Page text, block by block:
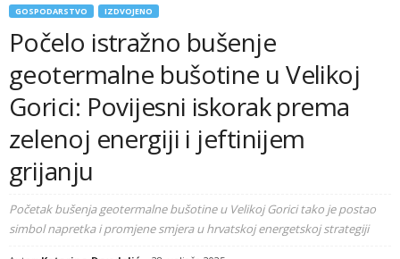
GOSPODARSTVO IZDVOJENO
Počelo istražno bušenje
geotermalne bušotine u Velikoj
Gorici: Povijesni iskorak prema
zelenoj energiji i jeftinijem
grijanju
Početak bušenja geotermalne bušotine u Velikoj Gorici tako je postao
simbol napretka i promjene smjera u hrvatskoj energetskoj strategiji